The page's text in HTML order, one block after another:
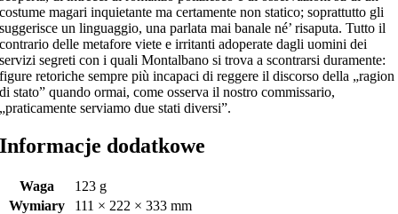
costume magari inquietante ma certamente non statico; soprattutto gli
suggerisce un linguaggio, una parlata mai banale né’ risaputa. Tutto il
contrario delle metafore viete e irritanti adoperate dagli uomini dei
servizi segreti con i quali Montalbano si trova a scontrarsi duramente:
figure retoriche sempre più incapaci di reggere il discorso della „ragion
di stato” quando ormai, come osserva il nostro commissario,
„praticamente serviamo due stati diversi”.
Informacje dodatkowe
Waga
123 g
Wymiary
111 × 222 × 333 mm